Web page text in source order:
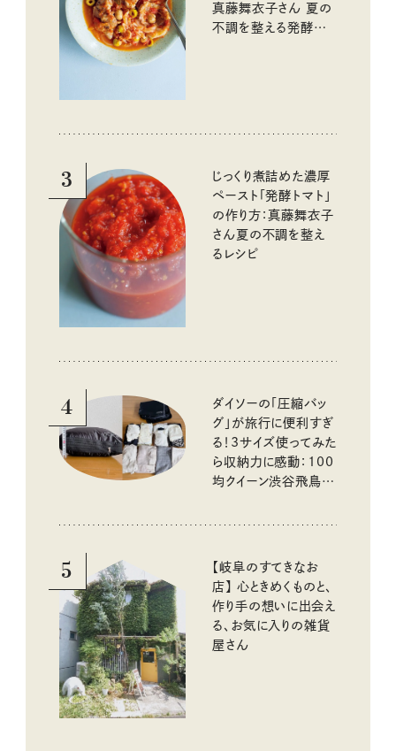
真藤舞衣子さん 夏の
不調を整える発酵レ
3
じっくり煮詰めた濃厚
ペースト「発酵トマト」
の作り方：真藤舞衣子
さん夏の不調を整え
るレシピ
4
ダイソーの「圧縮バッ
グ」が旅行に便利すぎ
る！3サイズ使ってみた
ら収納力に感動：100
均クイーン渋谷飛鳥の
5
【岐阜のすてきなお
店】 心ときめくものと、
作り手の想いに出会え
る、お気に入りの雑貨
屋さん